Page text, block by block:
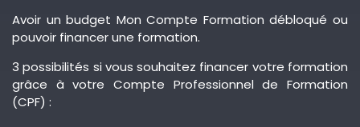
Avoir un budget Mon Compte Formation débloqué ou
pouvoir financer une formation.
3 possibilités si vous souhaitez financer votre formation
grâce à votre Compte Professionnel de Formation
(CPF) :